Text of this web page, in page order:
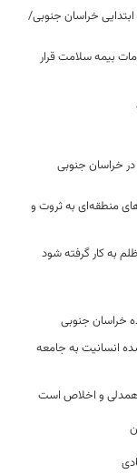
خراسان جنوبی/
بیمه سلامت قرار
خراسان جنوبی
منطقه‌ای به ثروت و
به کار گرفته شود
انسانیت به جامعه
همدلی و اخلاص است